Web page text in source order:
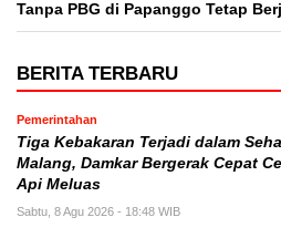
Tanpa PBG di Papanggo Tetap
BERITA TERBARU
Pemerintahan
Tiga Kebakaran Terjadi dalam
Malang, Damkar Bergerak Cepat
Api Meluas
Sabtu, 8 Agu 2026 - 18:48 WIB